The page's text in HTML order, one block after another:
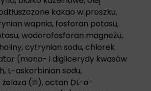
kakao w proszku,
wapnia, fosforan potasu,
wodorofosforan magnezu,
cytrynian sodu, chlorek
(mono- i diglicerydy kwasów
L-askorbinian sodu,
(III), octan DL-α-